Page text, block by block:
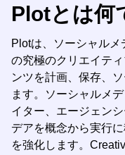
Plotとは何
Plotは、ソーシャル
の究極のクリエイテ
ンツを計画、保存、
ます。ソーシャルメ
イター、エージェン
デアを概念から実行
を強化します。